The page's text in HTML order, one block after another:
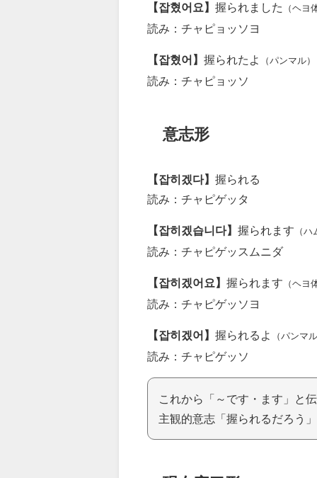
【잡혔어요】 握られました （ヘヨ
読み：チャピョッソヨ
【잡혔어】 握られたよ （パンマル）
読み：チャピョッソ
意志形
【잡히겠다】 握られる
読み：チャピゲッタ
【잡히겠습니다】 握られます （ハ
読み：チャピゲッスムニダ
【잡히겠어요】 握られます （ヘヨ
読み：チャピゲッソヨ
【잡히겠어】 握られるよ （パンマル
読み：チャピゲッソ
これから「～です・ます」と
主観的意志「握られるだろう